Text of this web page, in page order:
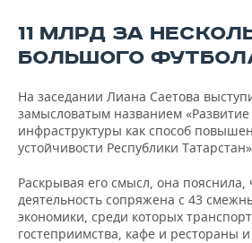
11 МЛРД ЗА
БОЛЬШОГО
На заседании Лиана Саетова
замысловатым названием «Развитие
инфраструктуры как способ
устойчивости Республики
Раскрывая его смысл, она пояснила,
деятельность сопряжена с 43
экономики, среди которых
гостеприимства, кафе и рестораны